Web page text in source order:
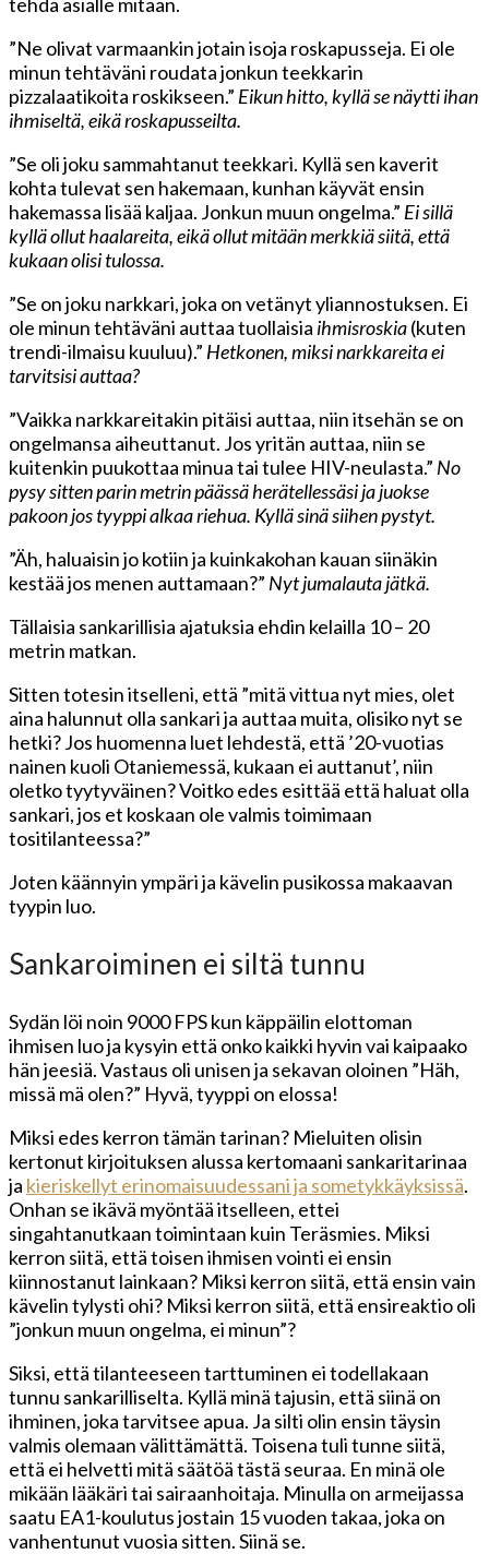
”Ne olivat varmaankin jotain isoja roskapusseja. Ei ole
minun tehtäväni roudata jonkun teekkarin
pizzalaatikoita roskikseen.” Eikun hitto, kyllä se näytti ihan
ihmiseltä, eikä roskapusseilta.
”Se oli joku sammahtanut teekkari. Kyllä sen kaverit
kohta tulevat sen hakemaan, kunhan käyvät ensin
hakemassa lisää kaljaa. Jonkun muun ongelma.” Ei sillä
kyllä ollut haalareita, eikä ollut mitään merkkiä siitä, että
kukaan olisi tulossa.
”Se on joku narkkari, joka on vetänyt yliannostuksen. Ei
ole minun tehtäväni auttaa tuollaisia ihmisroskia(kuten
trendi-ilmaisu kuuluu).” Hetkonen, miksi narkkareita ei
tarvitsisi auttaa?
”Vaikka narkkareitakin pitäisi auttaa, niin itsehän se on
ongelmansa aiheuttanut. Jos yritän auttaa, niin se
kuitenkin puukottaa minua tai tulee HIV-neulasta.” No
pysy sitten parin metrin päässä herätellessäsi ja juokse
pakoon jos tyyppi alkaa riehua. Kyllä sinä siihen pystyt.
”Äh, haluaisin jo kotiin ja kuinkakohan kauan siinäkin
kestää jos menen auttamaan?” Nyt jumalauta jätkä.
Tällaisia sankarillisia ajatuksia ehdin kelailla 10 – 20
metrin matkan.
Sitten totesin itselleni, että ”mitä vittua nyt mies, olet
aina halunnut olla sankari ja auttaa muita, olisiko nyt se
hetki? Jos huomenna luet lehdestä, että ’20-vuotias
nainen kuoli Otaniemessä, kukaan ei auttanut’, niin
oletko tyytyväinen? Voitko edes esittää että haluat olla
sankari, jos et koskaan ole valmis toimimaan
tositilanteessa?”
Joten käännyin ympäri ja kävelin pusikossa makaavan
tyypin luo.
Sankaroiminen ei siltä tunnu
Sydän löi noin 9000 FPS kun käppäilin elottoman
ihmisen luo ja kysyin että onko kaikki hyvin vai kaipaako
hän jeesiä. Vastaus oli unisen ja sekavan oloinen ”Häh,
missä mä olen?” Hyvä, tyyppi on elossa!
Miksi edes kerron tämän tarinan? Mieluiten olisin
kertonut kirjoituksen alussa kertomaani sankaritarinaa
ja kieriskellyt erinomaisuudessani ja sometykkäyksissä.
Onhan se ikävä myöntää itselleen, ettei
singahtanutkaan toimintaan kuin Teräsmies. Miksi
kerron siitä, että toisen ihmisen vointi ei ensin
kiinnostanut lainkaan? Miksi kerron siitä, että ensin vain
kävelin tylysti ohi? Miksi kerron siitä, että ensireaktio oli
”jonkun muun ongelma, ei minun”?
Siksi, että tilanteeseen tarttuminen ei todellakaan
tunnu sankarilliselta. Kyllä minä tajusin, että siinä on
ihminen, joka tarvitsee apua. Ja silti olin ensin täysin
valmis olemaan välittämättä. Toisena tuli tunne siitä,
että ei helvetti mitä säätöä tästä seuraa. En minä ole
mikään lääkäri tai sairaanhoitaja. Minulla on armeijassa
saatu EA1-koulutus jostain 15 vuoden takaa, joka on
vanhentunut vuosia sitten. Siinä se.